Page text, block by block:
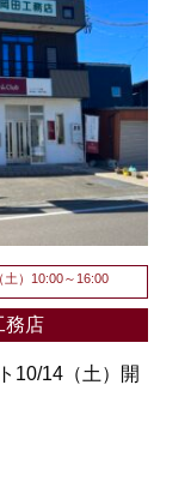
土）10:00～16:00
務店
10/14（土）開